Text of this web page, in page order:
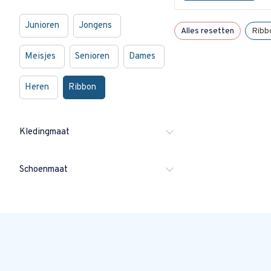
Junioren Jongens
Meisjes Senioren Dames
Heren Ribbon
Kledingmaat
Schoenmaat
Alles resetten